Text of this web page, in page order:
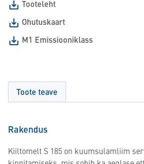
Tooteleht
Ohutuskaart
M1 Emissiooniklass
Toote teave
Rakendus
Kiiltomelt S 185 on kuumsulamliim